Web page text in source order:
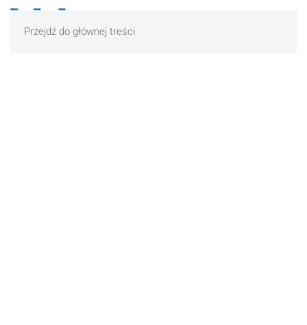
Przejdź do głównej treści